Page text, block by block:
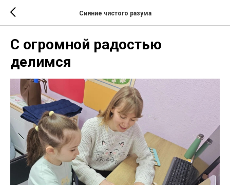
Сияние чистого разума
С огромной радостью
делимся